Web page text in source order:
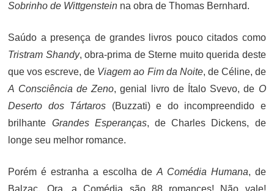
Sobrinho de Wittgenstein na obra de Thomas Bernhard.
Saúdo a presença de grandes livros pouco citados como
Tristram Shandy, obra-prima de Sterne muito querida deste
que vos escreve, de Viagem ao Fim da Noite, de Céline, de
A Consciência de Zeno, genial livro de Ítalo Svevo, de O
Deserto dos Tártaros (Buzzati) e do incompreendido e
brilhante Grandes Esperanças, de Charles Dickens, de
longe seu melhor romance.
Porém é estranha a escolha de A Comédia Humana, de
Balzac. Ora, a Comédia são 88 romances! Não vale!